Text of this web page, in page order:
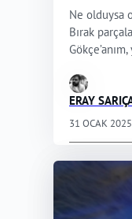
Ne olduysa
Bırak
ERAY
31 OCAK